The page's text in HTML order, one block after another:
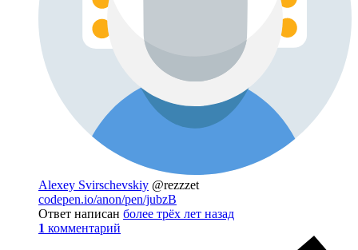
Alexey Svirschevskiy @rezzzet
codepen.io/anon/pen/jubzB
Ответ написан более трёх лет назад
1 комментарий